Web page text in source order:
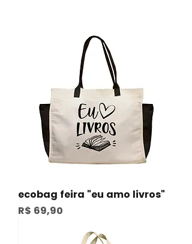
ecobag feira "eu amo livros"
Preço
R$ 69,90